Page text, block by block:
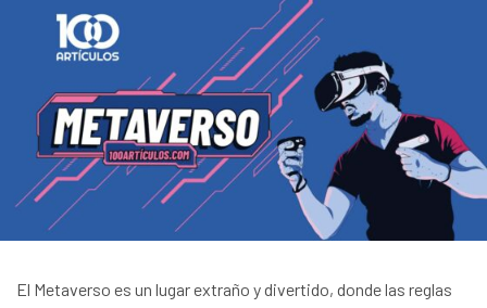
El Metaverso es un lugar extraño y divertido, donde las reglas